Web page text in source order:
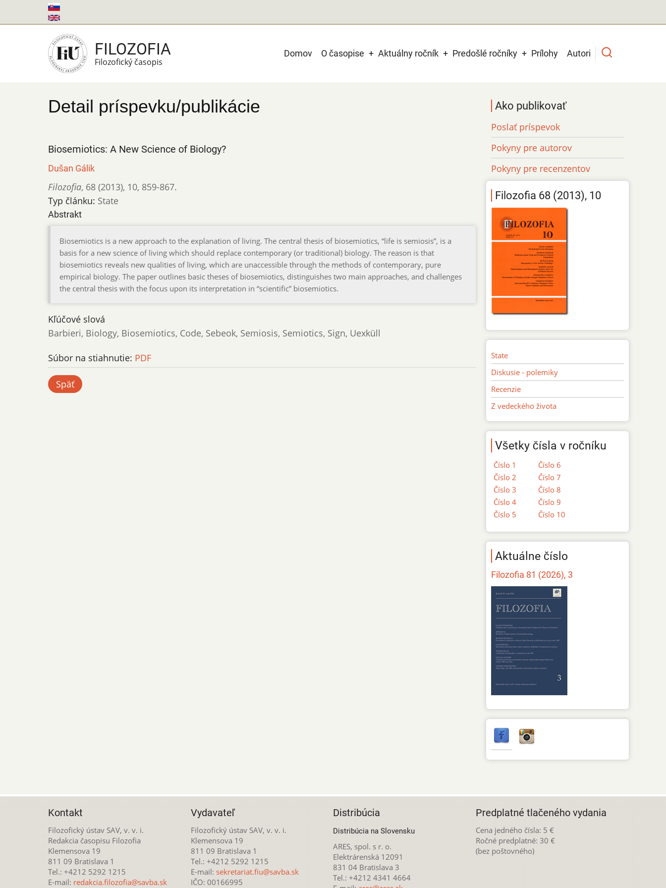
na
FILOZOFIA
Filozofický časopis
Main
Domov O časopise Aktuálny ročník Predošlé ročníky Prílohy Autori
Detail príspevku/publikácie
Biosemiotics: A New Science of Biology?
Dušan Gálik
Filozofia, 68 (2013), 10, 859-867.
Typ článku: State
Abstrakt
Biosemiotics is a new approach to the explanation of living. The central thesis of biosemiotics, “life is semiosis”, is a
basis for a new science of living which should replace contemporary (or traditional) biology. The reason is that
biosemiotics reveals new qualities of living, which are unaccessible through the methods of contemporary, pure
empirical biology. The paper outlines basic theses of biosemiotics, distinguishes two main approaches, and challenges
the central thesis with the focus upon its interpretation in “scientific” biosemiotics.
Kľúčové slová
Barbieri, Biology, Biosemiotics, Code, Sebeok, Semiosis, Semiotics, Sign, Uexküll
Súbor na stiahnutie: PDF
Späť
Ako publikovať
Poslať príspevok
Pokyny pre autorov
Pokyny pre recenzentov
Filozofia 68 (2013), 10
State
Diskusie - polemiky
Recenzie
Z vedeckého života
Všetky čísla v ročníku
Číslo 1
Číslo 2
Číslo 3
Číslo 4
Číslo 5
Číslo 6
Číslo 7
Číslo 8
Číslo 9
Číslo 10
Aktuálne číslo
Filozofia 81 (2026), 3
Kontakt
Filozofický ústav SAV, v. v. i.
Redakcia časopisu Filozofia
Klemensova 19
811 09 Bratislava 1
Tel.: +4212 5292 1215
E-mail: redakcia.filozofia@savba.sk
Vydavateľ
Filozofický ústav SAV, v. v. i.
Klemensova 19
811 09 Bratislava 1
Tel.: +4212 5292 1215
E-mail: sekretariat.fiu@savba.sk
IČO: 00166995
Distribúcia
Distribúcia na Slovensku
ARES, spol. s r. o.
Elektrárenská 12091
831 04 Bratislava 3
Tel.: +4212 4341 4664
Predplatné tlačeného vydania
Cena jedného čísla: 5 €
Ročné predplatné: 30 €
(bez poštovného)